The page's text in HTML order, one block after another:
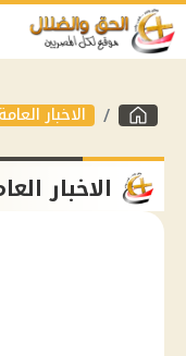
الاخبار العامة
الاخبار